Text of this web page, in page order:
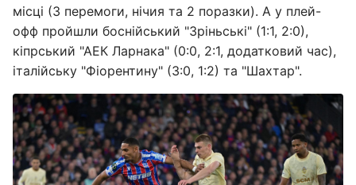
місці (3 перемоги, нічия та 2 поразки). А у плей-
офф пройшли боснійський "Зріньські" (1:1, 2:0),
кіпрський "АЕК Ларнака" (0:0, 2:1, додатковий час),
італійську "Фіорентину" (3:0, 1:2) та "Шахтар".